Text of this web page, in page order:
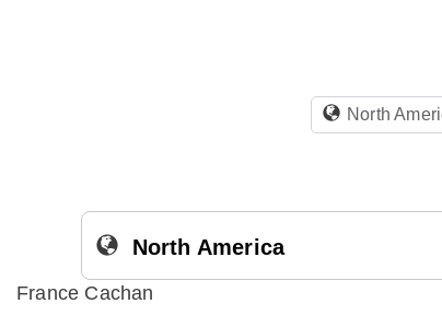
North
North America
France Cachan